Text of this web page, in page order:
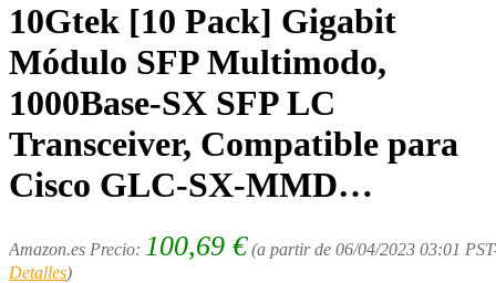
10Gtek [10 Pack] Gigabit
Módulo SFP Multimodo,
1000Base-SX SFP LC
Transceiver, Compatible para
Cisco GLC-SX-MMD…
Amazon.es Precio: 100,69 € (a partir de 06/04/2023 03:01
Detalles)